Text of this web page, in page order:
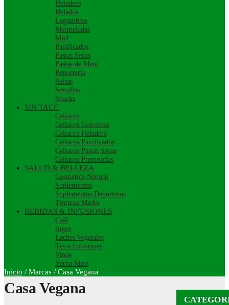
Heladera
Helados
Legumbres
Mermeladas
Miel
Panificados
Pastas Secas
Pastas de Maní
Repostería
Salsas
Semillas
Snacks
SIN TACC
Celíacos
Celíacos Golosinas
Celíacos Heladera
Celíacos Panificados
Celíacos Pastas Secas
Celíacos Premezclas
SALUD & BELLEZA
Cosmética Natural
Suplementos
Suplementos Deportivos
Tinturas Madre
BEBIDAS & INFUSIONES
Café
Jugos
Leches Vegetales
Tés e Infusiones
Vinos
Yerba Mate
Inicio / Marcas / Casa Vegana
Casa Vegana